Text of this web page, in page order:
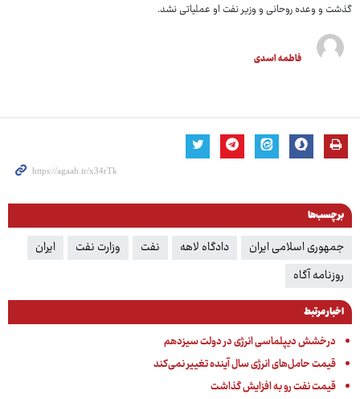
گذشت و وعده روحانی و وزیر نفت او عملیاتی نشد.
فاطمه اسدی
برچسب‌ها
جمهوری اسلامی ایران دادگاه لاهه نفت وزارت نفت
ایران
روزنامه آگاه
اخبار مرتبط
درخشش دیپلماسی انرژی در دولت سیزدهم
قیمت حامل‌های انرژی سال آینده تغییر نمی‌کند
قیمت نفت رو به افزایش گذاشت